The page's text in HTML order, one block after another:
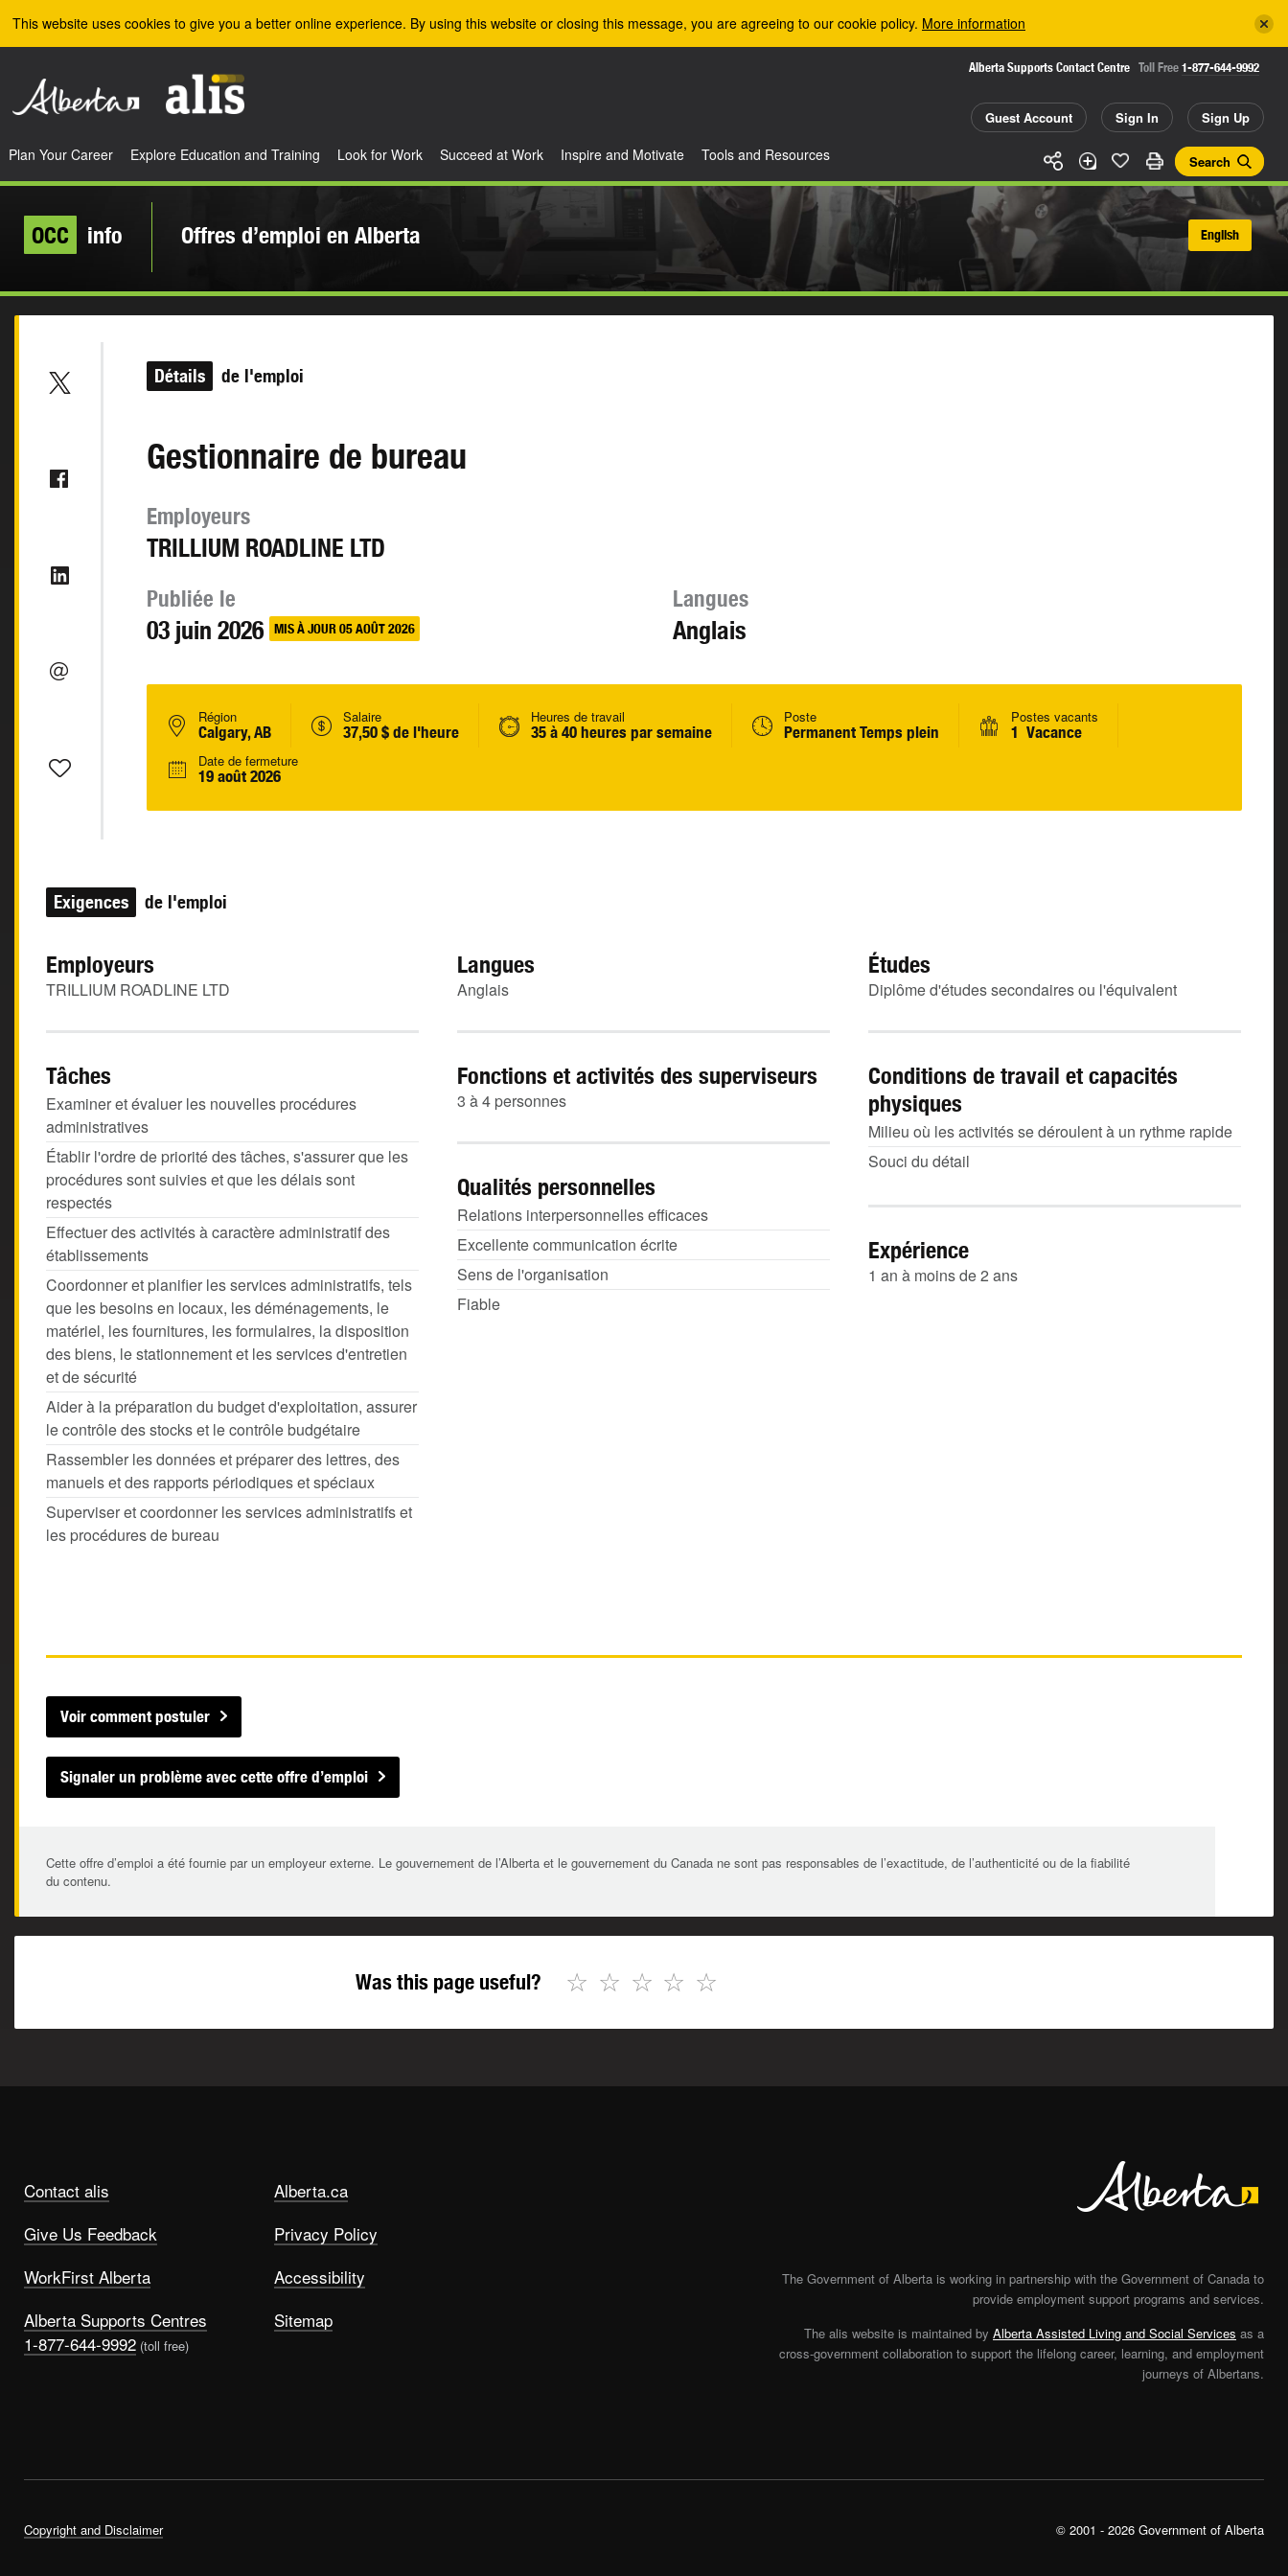
This website uses cookies to give you a better online experience. By using this website or closing this message, you are agreeing to our cookie policy. More information
Alberta Supports Contact Centre Toll Free 1-877-644-9992
Guest Account Sign In Sign Up
Search
Plan Your Career Explore Education and Training Look for Work Succeed at Work Inspire and Motivate Tools and Resources
OCC info Offres d’emploi en Alberta English
Détails de l'emploi
Gestionnaire de bureau
Employeurs
TRILLIUM ROADLINE LTD
Publiée le
03 juin 2026 MIS À JOUR 05 AOÛT 2026
Langues
Anglais
Région
Calgary, AB
Salaire
37,50 $ de l'heure
Heures de travail
35 à 40 heures par semaine
Poste
Permanent Temps plein
Postes vacants
1 Vacance
Date de fermeture
19 août 2026
Exigences de l'emploi
Employeurs
TRILLIUM ROADLINE LTD
Langues
Anglais
Études
Diplôme d'études secondaires ou l'équivalent
Tâches
Examiner et évaluer les nouvelles procédures
administratives
Établir l'ordre de priorité des tâches, s'assurer que les
procédures sont suivies et que les délais sont
respectés
Effectuer des activités à caractère administratif des
établissements
Coordonner et planifier les services administratifs, tels
que les besoins en locaux, les déménagements, le
matériel, les fournitures, les formulaires, la disposition
des biens, le stationnement et les services d'entretien
et de sécurité
Aider à la préparation du budget d'exploitation, assurer
le contrôle des stocks et le contrôle budgétaire
Rassembler les données et préparer des lettres, des
manuels et des rapports périodiques et spéciaux
Superviser et coordonner les services administratifs et
les procédures de bureau
Fonctions et activités des superviseurs
3 à 4 personnes
Conditions de travail et capacités
physiques
Milieu où les activités se déroulent à un rythme rapide
Souci du détail
Qualités personnelles
Relations interpersonnelles efficaces
Excellente communication écrite
Sens de l'organisation
Fiable
Expérience
1 an à moins de 2 ans
Voir comment postuler
Signaler un problème avec cette offre d’emploi
Cette offre d’emploi a été fournie par un employeur externe. Le gouvernement de l’Alberta et le gouvernement du Canada ne sont pas responsables de l’exactitude, de l’authenticité ou de la fiabilité
du contenu.
Was this page useful? ☆
☆
☆
☆
☆
Contact alis
Give Us Feedback
WorkFirst Alberta
Alberta Supports Centres
1-877-644-9992 (toll free)
Alberta.ca
Privacy Policy
Accessibility
Sitemap
The Government of Alberta is working in partnership with the Government of Canada to
provide employment support programs and services.
The alis website is maintained by Alberta Assisted Living and Social Services as a
cross-government collaboration to support the lifelong career, learning, and employment
journeys of Albertans.
Copyright and Disclaimer © 2001 - 2026 Government of Alberta